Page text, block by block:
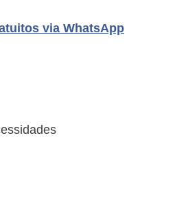
via WhatsApp